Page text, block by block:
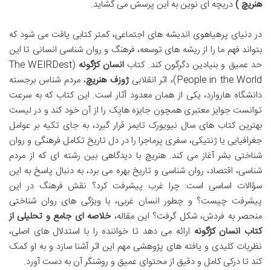
هنریچ )دریچه ای نوین به این پرسش می گشاید.
در دنیای پرهیاهوی اندیشه های اجتماعی، کمتر کتابی یافت می شود که
بتواند فهم ما را از ریشه های توسعه، فرهنگ و روان شناسی انسانی تا این
حد عمیق و بنیادین دگرگون کند. کتابانسان کژگونه (The WEIRDest
People in the World)، اثر انقلابی
ژوزف هنریچ، مردم شناس برجسته
دانشگاه هاروارد، یکی از همان معدود آثار است. این کتاب که به سرعت
توانست جوایز معتبری همچون جایزه هایِک را از آن خود کند و در لیست
بهترین کتاب های سال نیویورک تایمز قرار گیرد، به جای تکیه بر عوامل
جغرافیایی یا ژنتیکی، سفری پرماجرا را در دل تاریخ تکامل فرهنگی و روان
شناختی بشر آغاز می کند. هنریچ با دیدگاهی بین رشته ای که از مردم
شناسی، اقتصاد، روان شناسی و تاریخ بهره می برد، به دنبال پاسخ به این
سؤالات اساسی است: چرا غرب پیشرفت کرد؟ نقش فرهنگ در این
پیشرفت چیست؟ و چطور انسان غربی، با ویژگی های روان شناختی
منحصر به فردش، شکل گرفت؟ این مقاله،خلاصه ای جامع و تحلیلی از
کتاب انسان کژگونه ارائه می دهد تا خواننده را با استدلال های اصلی،
نظریات کلیدی و یافته های پژوهشی مهم این اثر آشنا سازد و به او کمک
کند تا درکی کامل و دقیق از محتوای عمیق و روشنگر آن به دست آورد.